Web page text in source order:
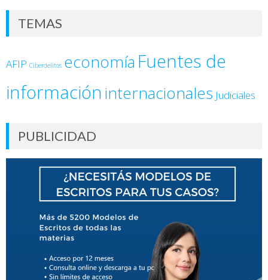
TEMAS
AFIP Ciberdelitos economía Fuentes de
informacióninternacionales Judiciales
PUBLICIDAD